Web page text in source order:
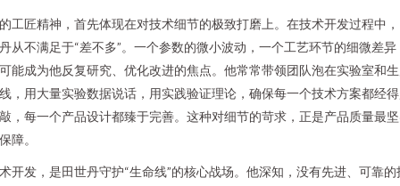
工匠精神，首先体现在对技术细节的极致打磨上。在技术开发过程中
从不满足于“差不多”。一个参数的微小波动，一个工艺环节的细微差异
能成为他反复研究、优化改进的焦点。他常常带领团队泡在实验室和
，用大量实验数据说话，用实践验证理论，确保每一个技术方案都经
，每一个产品设计都臻于完善。这种对细节的苛求，正是产品质量最
障。
开发，是田世丹守护“生命线”的核心战场。他深知，没有先进、可靠的